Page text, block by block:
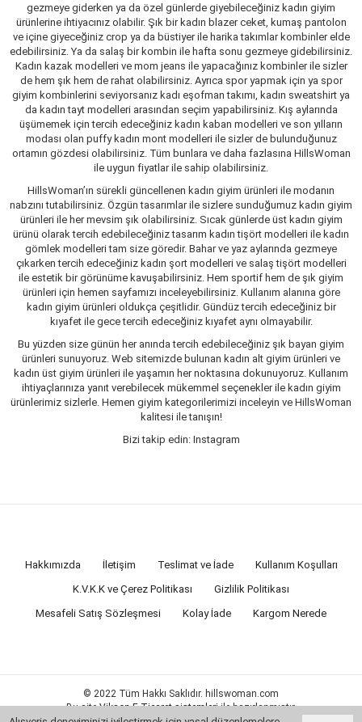
gezmeye giderken ya da özel günlerde giyebileceğiniz kadın giyim
ürünlerine ihtiyacınız olabilir. Şık bir kadın blazer ceket, kumaş pantolon
ve içine giyeceğiniz crop ya da büstiyer ile harika takımlar kombinler elde
edebilirsiniz. Ya da salaş bir kombin ile hafta sonu gezmeye gidebilirsiniz.
Kadın kazak modelleri ve mom jeans ile yapacağınız kombinler ile sizler
de hem şık hem de rahat olabilirsiniz. Ayrıca spor yapmak için ya spor
giyim kombinlerini seviyorsanız kadı eşofman takımı, kadın sweatshirt ya
da kadın tayt modelleri arasından seçim yapabilirsiniz. Kış aylarında
üşümemek için tercih edeceğiniz kadın kaban modelleri ve son yılların
modası olan puffy kadın mont modelleri ile sizler de bulunduğunuz
ortamın gözdesi olabilirsiniz. Tüm bunlara ve daha fazlasına HillsWoman
ile uygun fiyatlar ile sahip olabilirsiniz.
HillsWoman’ın sürekli güncellenen kadın giyim ürünleri ile modanın
nabzını tutabilirsiniz. Özgün tasarımlar ile sizlere sunduğumuz kadın giyim
ürünleri ile her mevsim şık olabilirsiniz. Sıcak günlerde üst kadın giyim
ürünü olarak tercih edebileceğiniz tasarım kadın tişört modelleri ile kadın
gömlek modelleri tam size göredir. Bahar ve yaz aylarında gezmeye
çıkarken tercih edeceğiniz kadın şort modelleri ve salaş tişört modelleri
ile estetik bir görünüme kavuşabilirsiniz. Hem sportif hem de şık giyim
ürünleri için hemen sayfamızı inceleyebilirsiniz. Kullanım alanına göre
kadın giyim ürünleri oldukça çeşitlidir. Gündüz tercih edeceğiniz bir
kıyafet ile gece tercih edeceğiniz kıyafet aynı olmayabilir.
Bu yüzden size günün her anında tercih edebileceğiniz şık bayan giyim
ürünleri sunuyoruz. Web sitemizde bulunan kadın alt giyim ürünleri ve
kadın üst giyim ürünleri ile yaşamın her noktasına dokunuyoruz. Kullanım
ihtiyaçlarınıza yanıt verebilecek mükemmel seçenekler ile kadın giyim
ürünlerimiz sizlerle. Hemen giyim kategorilerimizi inceleyin ve HillsWoman
kalitesi ile tanışın!
Bizi takip edin: Instagram
Hakkımızda İletişim Teslimat ve İade
Kullanım Koşulları
K.V.K.K ve Çerez Politikası
Gizlilik Politikası
Mesafeli Satış Sözleşmesi
Kolay İade Kargom Nerede
© 2022 Tüm Hakkı Saklıdır. hillswoman.com
Bu siteVikaon E-Ticaret sistemleriile hazırlanmıştır.